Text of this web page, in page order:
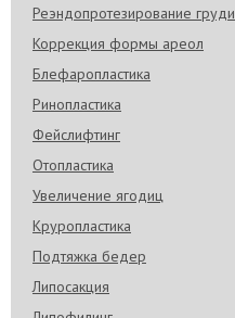
Реэндопротезирование груди
Коррекция формы ареол
Блефаропластика
Ринопластика
Фейслифтинг
Отопластика
Увеличение ягодиц
Круропластика
Подтяжка бедер
Липосакция